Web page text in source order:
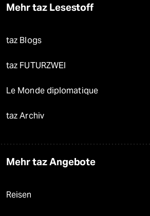
Mehr taz Lesestoff
taz Blogs
taz FUTURZWEI
Le Monde diplomatique
taz Archiv
Mehr taz Angebote
Reisen